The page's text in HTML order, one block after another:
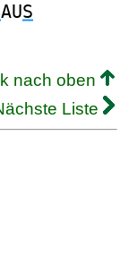
AUS
nach oben
Liste